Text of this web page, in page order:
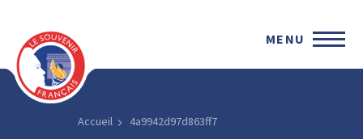
MENU
Accueil 4a9942d97d863ff7